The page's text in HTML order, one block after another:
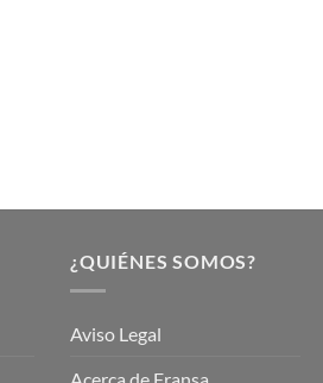
¿QUIÉNES SOMOS?
Aviso Legal